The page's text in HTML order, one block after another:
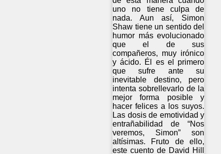
uno no tiene culpa de
nada. Aun así, Simon
Shaw tiene un sentido del
humor más evolucionado
que el de sus
compañeros, muy irónico
y ácido. Él es el primero
que sufre ante su
inevitable destino, pero
intenta sobrellevarlo de la
mejor forma posible y
hacer felices a los suyos.
Las dosis de emotividad y
entrañabilidad de “Nos
veremos, Simon” son
altísimas. Fruto de ello,
este cuento de David Hill